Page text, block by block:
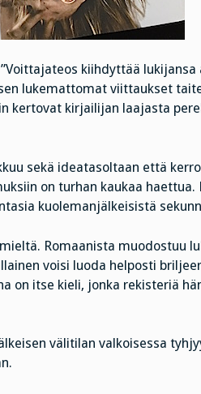
kiihdyttää lukijansa
lukemattomat viittaukset
kertovat kirjailijan laajasta
sekä ideatasoltaan että
on turhan kaukaa haettua.
kuolemanjälkeisistä
Romaanista muodostuu
voisi luoda helposti
on itse kieli, jonka rekisteriä
välitilan valkoisessa